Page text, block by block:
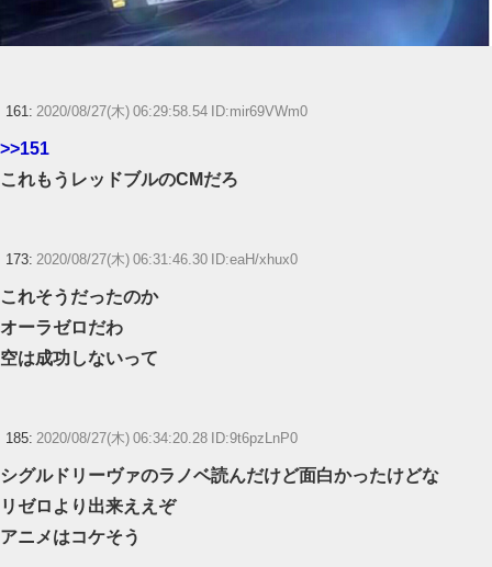
161: 2020/08/27(木) 06:29:58.54 ID:mir69VWm0
>>151
これもうレッドブルのCMだろ
173: 2020/08/27(木) 06:31:46.30 ID:eaH/xhux0
これそうだったのか
オーラゼロだわ
空は成功しないって
185: 2020/08/27(木) 06:34:20.28 ID:9t6pzLnP0
シグルドリーヴァのラノベ読んだけど面白かったけどな
リゼロより出来ええぞ
アニメはコケそう